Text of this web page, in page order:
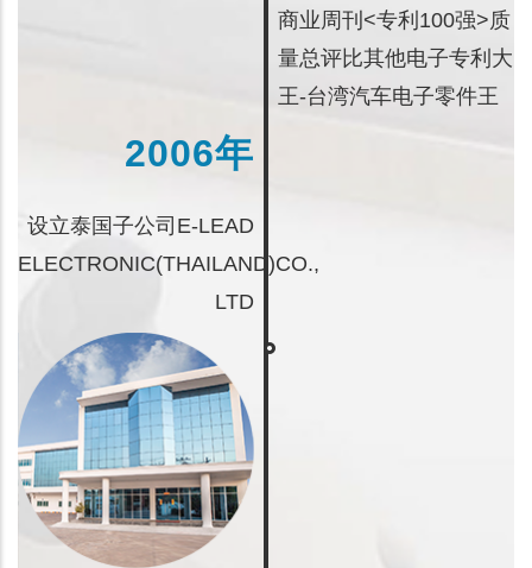
商业周刊<专利100强>质
量总评比其他电子专利大
王-台湾汽车电子零件王
2006年
设立泰国子公司E-LEAD
ELECTRONIC(THAILAND)CO.,
LTD